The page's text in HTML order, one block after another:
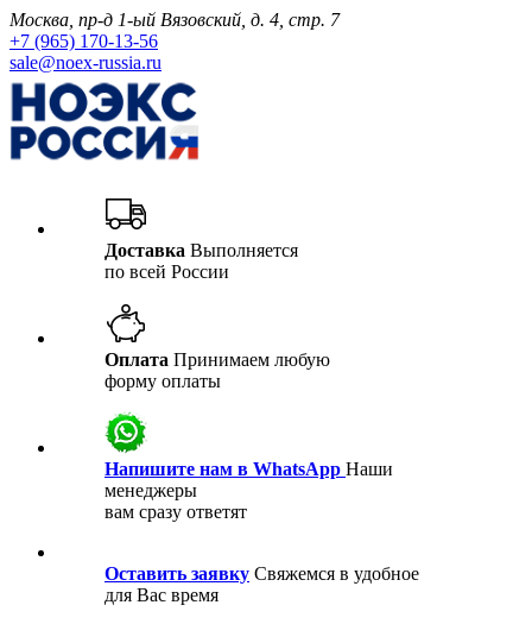
Москва, пр-д 1-ый Вязовский, д. 4, стр. 7
+7 (965) 170-13-56
sale@noex-russia.ru
Доставка Выполняется
по всей России
Оплата Принимаем любую
форму оплаты
Напишите нам в WhatsApp Наши
менеджеры
вам сразу ответят
Оставить заявку Свяжемся в удобное
для Вас время